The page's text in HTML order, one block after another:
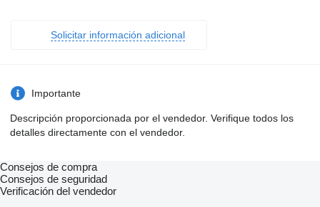
Solicitar información adicional
Importante
Descripción proporcionada por el vendedor. Verifique todos los
detalles directamente con el vendedor.
Consejos de compra
Consejos de seguridad
Verificación del vendedor